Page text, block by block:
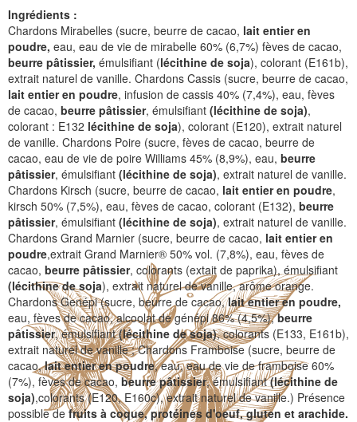
Ingrédients :
Chardons Mirabelles (sucre, beurre de cacao, lait entier en
poudre, eau, eau de vie de mirabelle 60% (6,7%) fèves de cacao,
beurre pâtissier, émulsifiant (lécithine de soja), colorant (E161b),
extrait naturel de vanille. Chardons Cassis (sucre, beurre de cacao,
lait entier en poudre, infusion de cassis 40% (7,4%), eau, fèves
de cacao, beurre pâtissier, émulsifiant (lécithine de soja),
colorant : E132 lécithine de soja), colorant (E120), extrait naturel
de vanille. Chardons Poire (sucre, fèves de cacao, beurre de
cacao, eau de vie de poire Williams 45% (8,9%), eau, beurre
pâtissier, émulsifiant (lécithine de soja), extrait naturel de vanille.
Chardons Kirsch (sucre, beurre de cacao, lait entier en poudre,
kirsch 50% (7,5%), eau, fèves de cacao, colorant (E132), beurre
pâtissier, émulsifiant (lécithine de soja), extrait naturel de vanille.
Chardons Grand Marnier (sucre, beurre de cacao, lait entier en
poudre,extrait Grand Marnier® 50% vol. (7,8%), eau, fèves de
cacao, beurre pâtissier, colorants (extait de paprika), émulsifiant
(lécithine de soja), extrait naturel de vanille, arôme orange.
Chardons Genépi (sucre, beurre de cacao,lait entier en poudre,
eau, fèves de cacao, alcoolat de génépi 86% (4,5%),beurre
pâtissier, émulsifiant(lécithine de soja), colorants (E133, E161b),
extrait naturel de vanille ; Chardons Framboise (sucre, beurre de
cacao,lait entier en poudre, eau, eau de vie de framboise 60%
(7%), fèves de cacao, beurre pâtissier, émulsifiant(lécithine de
soja),colorants (E120, E160c), extrait naturel de vanille.) Présence
possible defruits à coque, protéines d'oeuf, gluten et arachide.